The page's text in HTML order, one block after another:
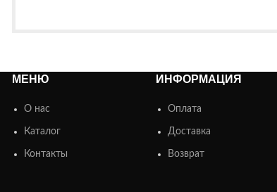
МЕНЮ
О нас
Каталог
Контакты
ИНФОРМАЦИЯ
Оплата
Доставка
Возврат